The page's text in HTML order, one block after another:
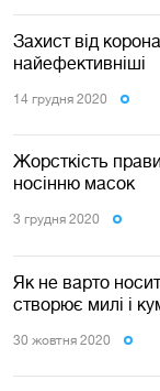
Захист від
найефективніші
14 грудня 2020
Жорсткість
носінню масок
3 грудня 2020
Як не варто
створює милі і
30 жовтня 2020